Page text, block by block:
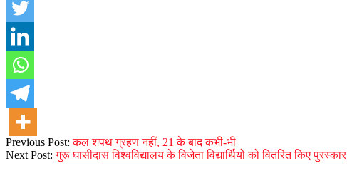
2023-
12-
Previous Post:कल शपथ ग्रहण नहीं, 21 के बाद कभी-भी
Next Post:गुरू घासीदास विश्वविद्यालय के विजेता विद्यार्थियों को वितरित किए पुरस्कार